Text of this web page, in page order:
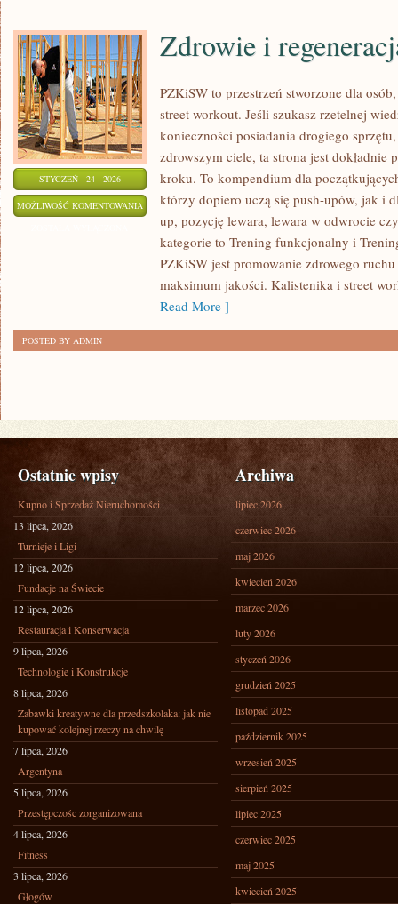
STYCZEŃ - 24 - 2026
MOŻLIWOŚĆ KOMENTOWANIA ZDROWIE
REGENERACJA
Zdrowie i
PZKiSW to przestrzeń stworzone dla
street workout. Jeśli szukasz rzetelnej
konieczności posiadania drogiego
zdrowszym ciele, ta strona jest
kroku. To kompendium dla
którzy dopiero uczą się push-upów, jak i
up, pozycję lewara, lewara w odwrocie
kategorie to Trening funkcjonalny i
PZKiSW jest promowanie zdrowego
maksimum jakości. Kalistenika i street
Read More ]
POSTED BY ADMIN
Ostatnie wpisy
Kupno i Sprzedaż Nieruchomości
13 lipca, 2026
Turnieje i Ligi
12 lipca, 2026
Fundacje na Świecie
12 lipca, 2026
Restauracja i Konserwacja
9 lipca, 2026
Technologie i Konstrukcje
8 lipca, 2026
Zabawki kreatywne dla przedszkolaka: jak nie
kupować kolejnej rzeczy na chwilę
7 lipca, 2026
Argentyna
5 lipca, 2026
Przestępczośc zorganizowana
4 lipca, 2026
Fitness
3 lipca, 2026
Głogów
Archiwa
lipiec 2026
czerwiec 2026
maj 2026
kwiecień 2026
marzec 2026
luty 2026
styczeń 2026
grudzień 2025
listopad 2025
październik 2025
wrzesień 2025
sierpień 2025
lipiec 2025
czerwiec 2025
maj 2025
kwiecień 2025